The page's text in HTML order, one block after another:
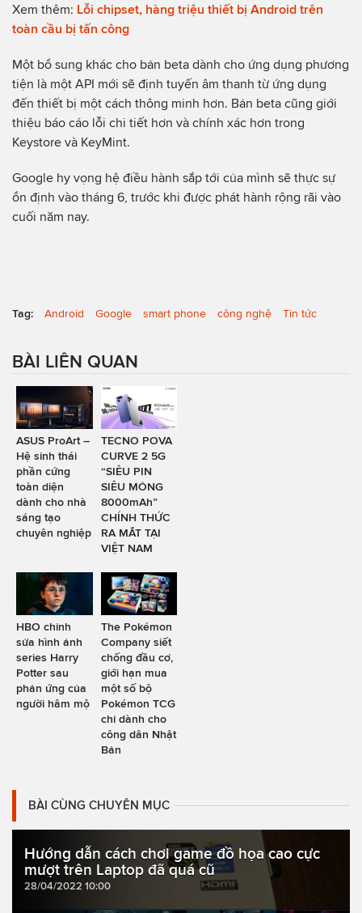
Xem thêm: Lỗi chipset, hàng triệu thiết bị Android trên
toàn cầu bị tấn công
Một bổ sung khác cho bản beta dành cho ứng dụng phương
tiện là một API mới sẽ định tuyến âm thanh từ ứng dụng
đến thiết bị một cách thông minh hơn. Bản beta cũng giới
thiệu báo cáo lỗi chi tiết hơn và chính xác hơn trong
Keystore và KeyMint.
Google hy vọng hệ điều hành sắp tới của mình sẽ thực sự
ổn định vào tháng 6, trước khi được phát hành rộng rãi vào
cuối năm nay.
Tag: Android Google smart phone công nghệ Tin tức
BÀI LIÊN QUAN
ASUS ProArt –
Hệ sinh thái
phần cứng
toàn diện
dành cho nhà
sáng tạo
chuyên nghiệp
TECNO POVA
CURVE 2 5G
“SIÊU PIN
SIÊU MỎNG
8000mAh”
CHÍNH THỨC
RA MẮT TẠI
VIỆT NAM
HBO chỉnh
sửa hình ảnh
series Harry
Potter sau
phản ứng của
người hâm mộ
The Pokémon
Company siết
chống đầu cơ,
giới hạn mua
một số bộ
Pokémon TCG
chỉ dành cho
công dân Nhật
Bản
BÀI CÙNG CHUYÊN MỤC
Hướng dẫn cách chơi game đồ họa cao cực
mượt trên Laptop đã quá cũ
28/04/2022 10:00